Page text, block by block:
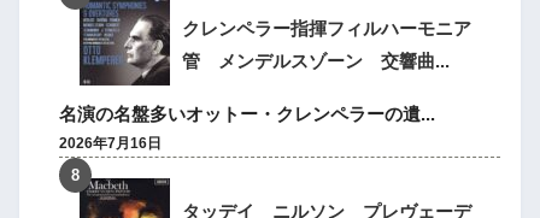
クレンペラー指揮フィルハーモニア
管 メンデルスゾーン 交響曲...
名演の名盤多いオットー・クレンペラーの遺...
2026年7月16日
タッデイ ニルソン プレヴェーデ